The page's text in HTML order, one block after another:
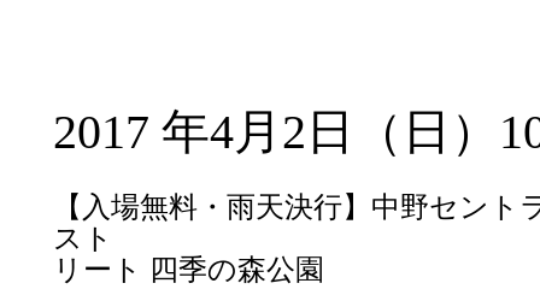
2017 年4月2日（日）
【入場無料・雨天決行】中野セン
スト
リート 四季の森公園